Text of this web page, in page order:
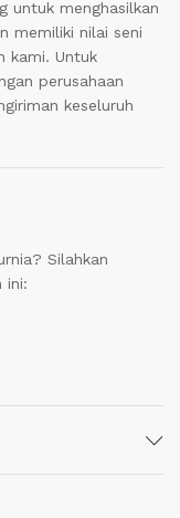
untuk menghasilkan
memiliki nilai seni
kami. Untuk
perusahaan
keseluruh
Silahkan
ini: